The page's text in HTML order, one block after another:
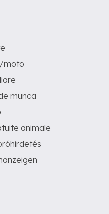
moto
munca
animale